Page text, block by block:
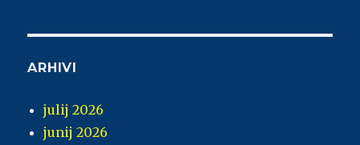
ARHIVI
julij 2026
junij 2026